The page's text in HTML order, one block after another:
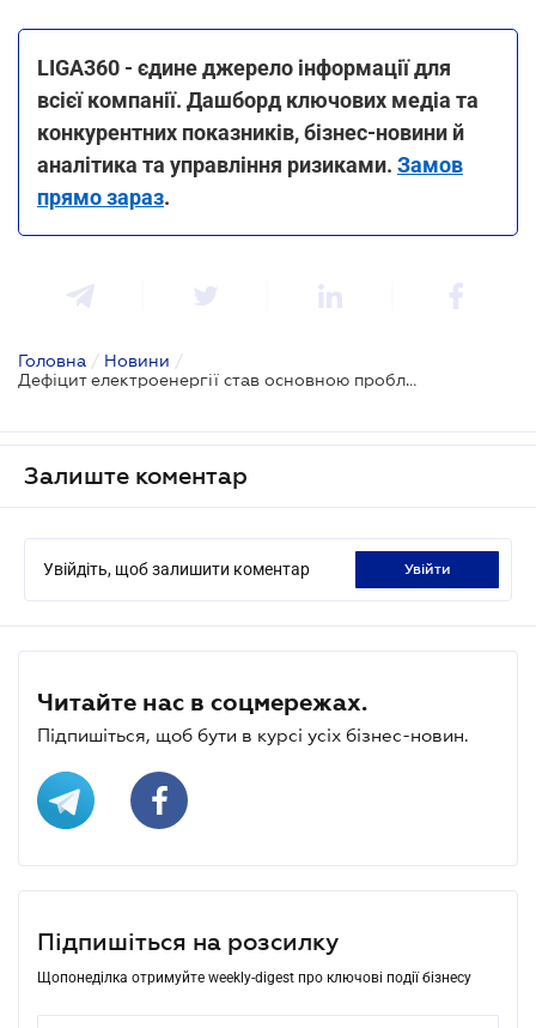
LIGA360 - єдине джерело інформації для
всієї компанії. Дашборд ключових медіа та
конкурентних показників, бізнес-новини й
аналітика та управління ризиками. Замов
прямо зараз.
Головна / Новини /
Дефіцит електроенергії став основною проблемою бізнесу
Залиште коментар
Увійдіть, щоб залишити коментар увійти
Читайте нас в соцмережах.
Підпишіться, щоб бути в курсі усіх бізнес-новин.
Підпишіться на розсилку
Щопонеділка отримуйте weekly-digest про ключові події бізнесу